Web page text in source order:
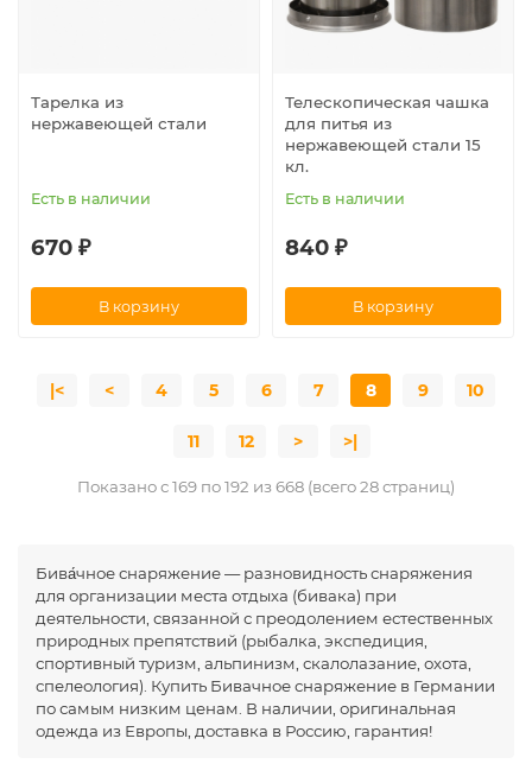
Тарелка из
нержавеющей стали
Есть в наличии
670 ₽
В корзину
Телескопическая чашка
для питья из
нержавеющей стали 15
кл.
Есть в наличии
840 ₽
В корзину
|< < 4 5 6 7 8 9 10
11 12 > >|
Показано с 169 по 192 из 668 (всего 28 страниц)
Бива́чное снаряжение — разновидность снаряжения
для организации места отдыха (бивака) при
деятельности, связанной с преодолением естественных
природных препятствий (рыбалка, экспедиция,
спортивный туризм, альпинизм, скалолазание, охота,
спелеология). Купить Бивачное снаряжение в Германии
по самым низким ценам. В наличии, оригинальная
одежда из Европы, доставка в Россию, гарантия!